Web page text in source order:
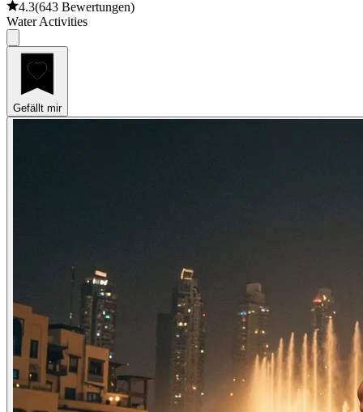
4.3(643 Bewertungen)
Water Activities
Gefällt mir